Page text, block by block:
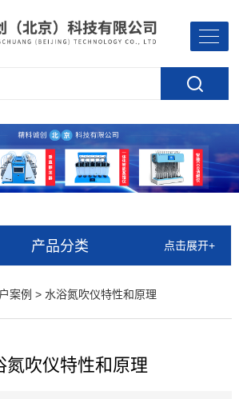
产品分类 点击展开+
案例 > 水浴氮吹仪特性和原理
氮吹仪特性和原理